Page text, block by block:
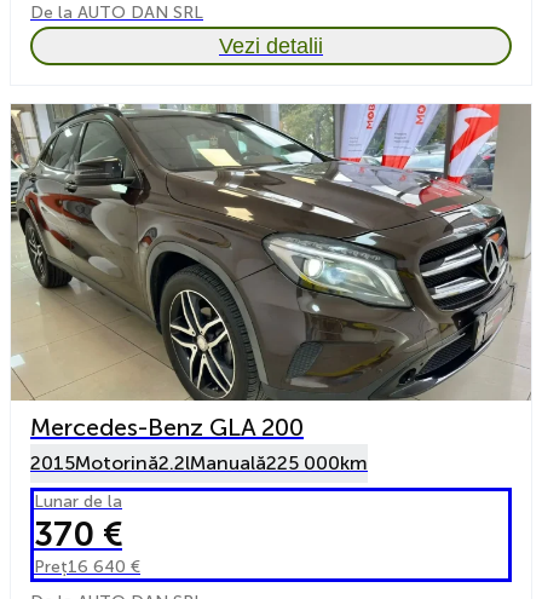
De la AUTO DAN SRL
Vezi detalii
Mercedes-Benz GLA 200
2015Motorină2.2lManuală225 000km
Lunar de la
370 €
Preț16 640 €